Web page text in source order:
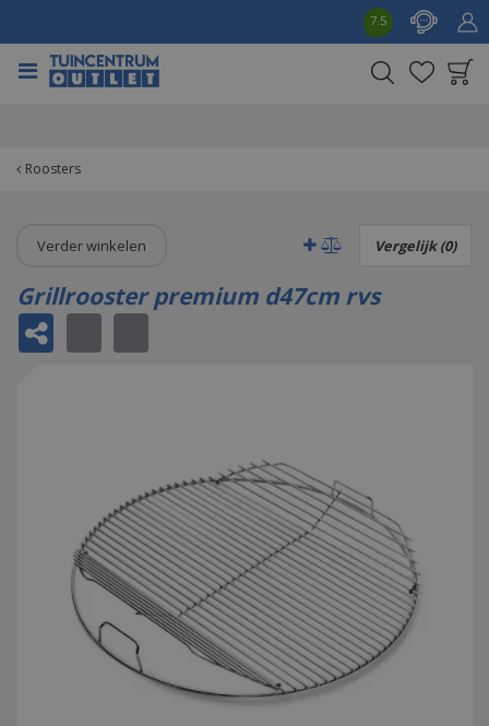
Roosters
7.5
Verder winkelen Vergelijk (0)
Grillrooster premium d47cm rvs